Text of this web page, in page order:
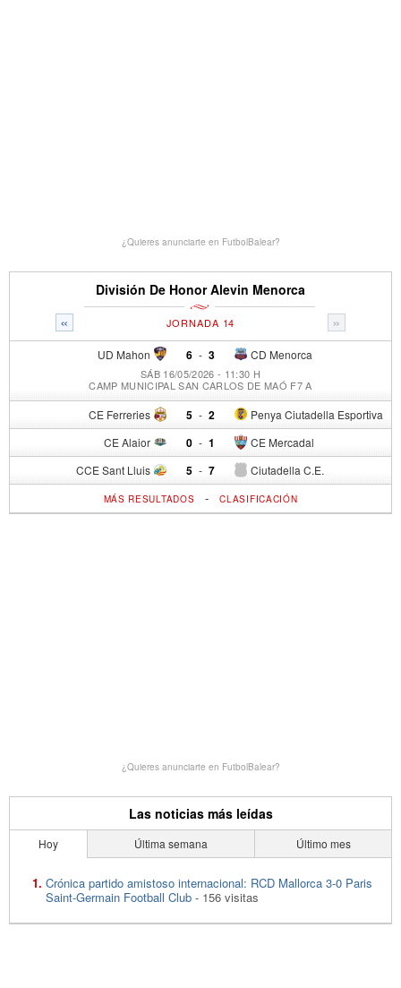
¿Quieres anunciarte en FutbolBalear?
División De Honor Alevin Menorca
« »
JORNADA 14
UD Mahon 6 - CD Menorca
3
SÁB 16/05/2026 - 11:30 H
CAMP MUNICIPAL SAN CARLOS DE MAÓ F7 A
CE Ferreries 5 - Penya Ciutadella Esportiva
2
CE Alaior 0 - CE Mercadal
1
CCE Sant Lluis 5 - Ciutadella C.E.
7
MÁS RESULTADOS -CLASIFICACIÓN
¿Quieres anunciarte en FutbolBalear?
Las noticias más leídas
Hoy Última semana Último mes
Crónica partido amistoso internacional: RCD Mallorca 3-0 Paris
Saint-Germain Football Club - 156 visitas